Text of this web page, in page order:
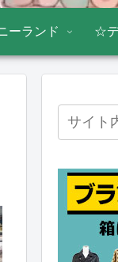
ーランド ☆デ